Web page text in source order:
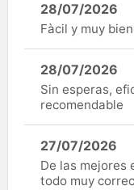
28/07/2026
Fàcil y muy
28/07/2026
Sin esperas,
recomendable
27/07/2026
De las mejores
todo muy